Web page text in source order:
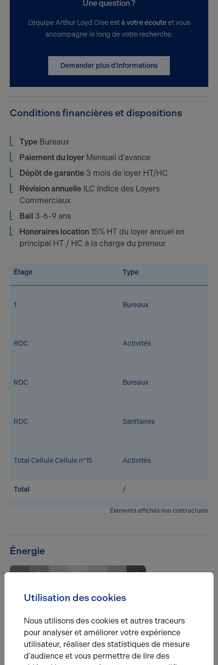
Une question ?
L’équipe Arthur Loyd Oise est à votre écouteet vous
accompagne le long de votre recherche.
Demander plus d'informations
Conditions financières et dispositions
Type Bureaux
Paiement du loyer Mensuel d'avance
Dépôt de garantie 3 mois de loyer HT/HC
Révision annuelle ILC Indice des Loyers
Commerciaux
Bail 3-6-9 ans
Honoraires location 15% HT du loyer annuel en
principal HT / HC à la charge du preneur
Étage Type
1 Bureaux
RDC Activités
RDC Bureaux
RDC Sanitaires
Total Cellule Cellule n°15 Activités
Total /
Eléments affichés non contractuels
Énergie
A B C D E F G
Diagnostic DPE en cours
B C D E F G
Utilisation des cookies
Nous utilisons des cookies et autres traceurs
pour analyser et améliorer votre expérience
utilisateur, réaliser des statistiques de mesure
d’audience et vous permettre de lire des